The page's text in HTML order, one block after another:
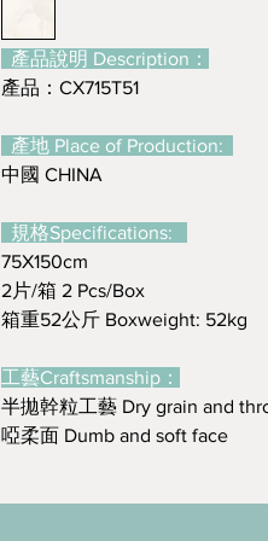
產品說明 Description：
產品：CX715T51
產地 Place of Production:
中國 CHINA
規格Specifications:
75X150cm
2片/箱 2 Pcs/Box
箱重52公斤 Boxweight: 52kg
工藝Craftsmanship：
半拋幹粒工藝 Dry grain and
啞柔面 Dumb and soft face